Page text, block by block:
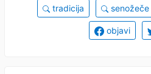
tradicija senožeče
objavi